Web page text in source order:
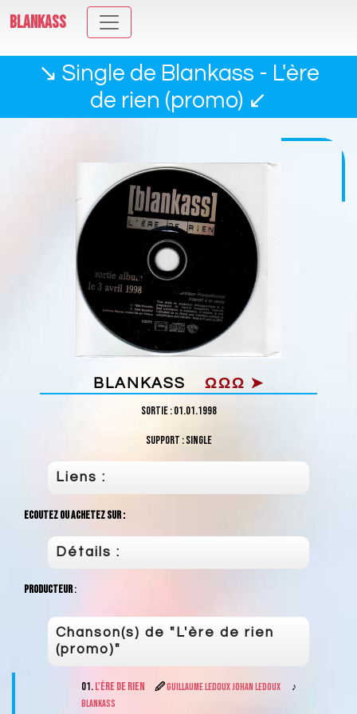
BLANKASS
↘ Single de Blankass - L'ère
de rien (promo) ↙
BLANKASS ΩΩΩ ➤
Sortie: 01.01.1998
Support : Single
Liens :
Ecoutez ou achetez sur :
Détails :
Producteur:
Chanson(s) de "L'ère de rien
(promo)"
01.L'ère de rien 🖉Guillaume LedouxJohan Ledoux
♪
Blankass